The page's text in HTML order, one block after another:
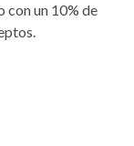
con un 10% de